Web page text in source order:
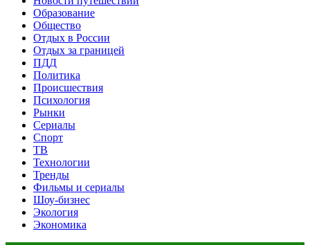
Образование
Общество
Отдых в России
Отдых за границей
ПДД
Политика
Происшествия
Психология
Рынки
Сериалы
Спорт
ТВ
Технологии
Тренды
Фильмы и сериалы
Шоу-бизнес
Экология
Экономика